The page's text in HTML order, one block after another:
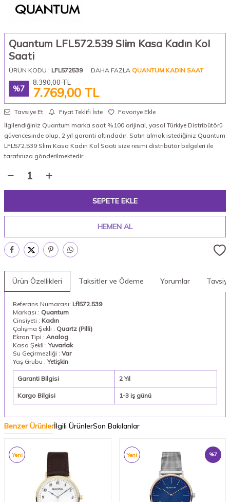
Quantum LFL572.539 Slim Kasa Kadın Kol
Saati
ÜRÜN KODU : LFL572539 DAHA FAZLA QUANTUM KADIN SAAT
%7
8.390,00TL
7.769,00 TL
Tavsiye Et Fiyat Teklifi İste
Favoriye Ekle
İlgilendiğiniz Quantum marka saat %100 orijinal, yasal Türkiye Distribütörü
güvencesinde olup, 2 yıl garanti altındadır. Satın almak istediğiniz Quantum
LFL572.539 Slim Kasa Kadın Kol Saati size resmi distribütör belgeleri ile
tarafınıza gönderilmektedir.
SEPETE EKLE
HEMEN AL
Ürün Özellikleri Taksitler ve Ödeme Yorumlar
Referans Numarası: Lfl572.539
Markası : Quantum
Cinsiyeti : Kadın
Çalışma Şekli : Quartz (Pilli)
Ekran Tipi : Analog
Kasa Şekli :Yuvarlak
Su Geçirmezliği : Var
Yaş Grubu :Yetişkin
Garanti Bilgisi 2 Yıl
Kargo Bilgisi 1-3 iş günü
Benzer Ürünlerİlgili ÜrünlerSon Bakılanlar
Yeni %7
Yeni